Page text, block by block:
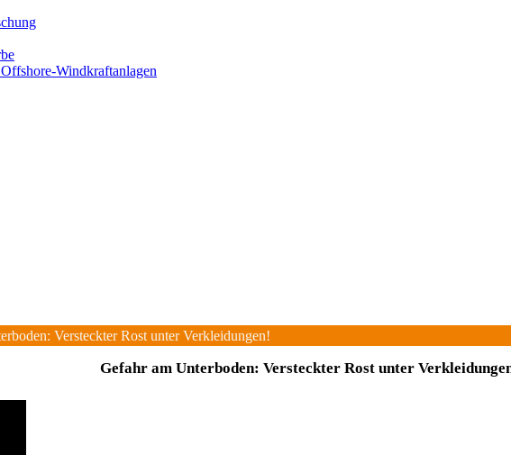
Windkraftanlagen
Versteckter Rost unter Verkleidungen!
Gefahr am Unterboden: Versteckter Rost unter